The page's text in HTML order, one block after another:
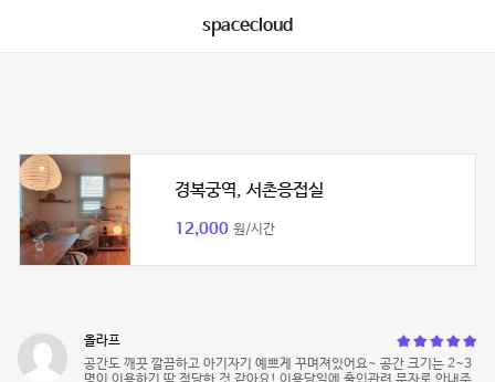
spacecloud
경복궁역, 서촌응접실
12,000 원/시간
올라프
공간도 깨끗 깔끔하고 아기자기 예쁘게 꾸며져있어요~ 공간 크기는 2~3